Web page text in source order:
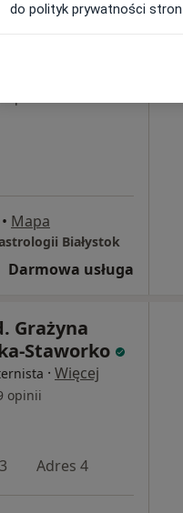
Maciej
opinii
• Mapa
Białystok
Darmowa usługa
Grażyna
Staworko
· Więcej
opinii
Adres 4
do polityk prywatności